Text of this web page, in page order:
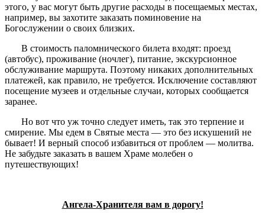
этого, у вас могут быть другие расходы в посещаемых местах,
например, вы захотите заказать поминовение на
Богослужении о своих близких.
В стоимость паломнического билета входят: проезд
(автобус), проживание (ночлег), питание, экскурсионное
обслуживание маршрута. Поэтому никаких дополнительных
платежей, как правило, не требуется. Исключение составляют
посещение музеев и отдельные случаи, которых сообщается
заранее.
Но вот что уж точно следует иметь, так это терпение и
смирение. Мы едем в Святые места — это без искушений не
бывает! И верный способ избавиться от проблем — молитва.
Не забудьте заказать в вашем Храме молебен о
путешествующих!
Ангела-Хранителя вам в дорогу!